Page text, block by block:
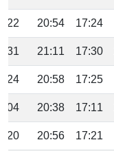
17:24
20:54
17:30
21:11
17:25
20:58
17:11
20:38
17:21
20:56